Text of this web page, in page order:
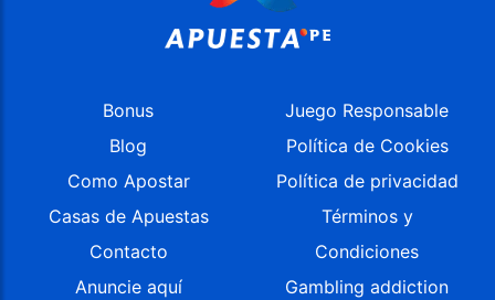
Bonus
Blog
Como Apostar
Casas de Apuestas
Contacto
Anuncie aquí
Juego Responsable
Política de Cookies
Política de privacidad
Términos y
Condiciones
Gambling addiction